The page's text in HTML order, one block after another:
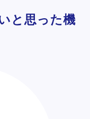
と思った機